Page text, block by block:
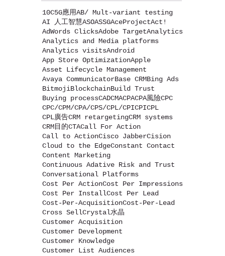
10C5G應用AB/ Mult-variant testing
AI 人工智慧ASOASSGAceProjectAct!
AdWords ClicksAdobe TargetAnalytics
Analytics and Media platforms
Analytics visitsAndroid
App Store OptimizationApple
Asset Lifecycle Management
Avaya CommunicatorBase CRMBing Ads
BitmojiBlockchainBuild Trust
Buying processCADCMACPACPA風險CPC
CPC/CPM/CPA/CPS/CPL/CPICPICPL
CPL廣告CRM retargetingCRM systems
CRM目的CTACall For Action
Call to ActionCisco JabberCision
Cloud to the EdgeConstant Contact
Content Marketing
Continuous Adative Risk and Trust
Conversational Platforms
Cost Per ActionCost Per Impressions
Cost Per InstallCost Per Lead
Cost-Per-AcquisitionCost-Per-Lead
Cross SellCrystal水晶
Customer Acquisition
Customer Development
Customer Knowledge
Customer List Audiences